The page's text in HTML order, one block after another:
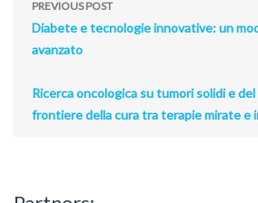
PREVIOUS POST
Diabete e tecnologie innovative: un
avanzato
Ricerca oncologica su tumori solidi e
frontiere della cura tra terapie mirate e